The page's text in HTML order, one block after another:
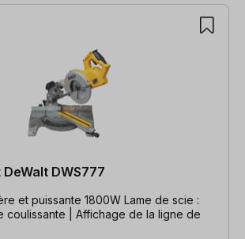
DWS777
1800W Lame de scie :
coulissante | Affichage de la ligne de